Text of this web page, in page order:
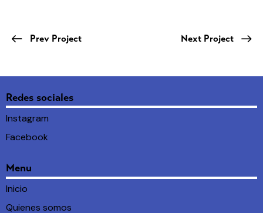
Prev Project Next Project
Redes sociales
Instagram
Facebook
Menu
Inicio
Quienes somos